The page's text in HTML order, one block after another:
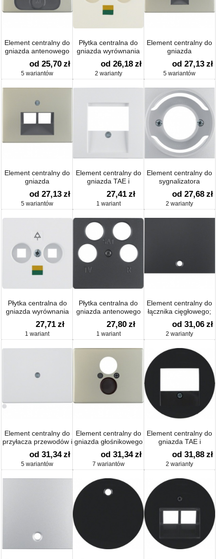
Element centralny do
gniazda antenowego
2- i 3-wyjściowego
od 25,70 zł
5 wariantów
Płytka centralna do
gniazda wyrównania
potencjału system
płytek centralnych
od 26,18 zł
2 warianty
Element centralny do
gniazda
przyłączeniowego UAE
1-krotnego
od 27,13 zł
5 wariantów
Element centralny do
gniazda
przyłączeniowego UAE
2-krotnego
od 27,13 zł
5 wariantów
Element centralny do
gniazda TAE i
głośnikowego połysk;
S.1/B.1/B.3/B.7 Glas
27,41 zł
1 wariant
Element centralny do
sygnalizatora
świetlnego E14
B.1/B.7 Glas
od 27,68 zł
2 warianty
Płytka centralna do
gniazda wyrównania
potencjału ;
śnieżnobiały;
S.1/B.1/B.3/B.7 Glas
27,71 zł
1 wariant
Płytka centralna do
gniazda antenowego
4-wyjściowego;
antracyt; B.1/B.3/B.7
Glas
27,80 zł
1 wariant
Element centralny do
łącznika cięgłowego;
K.1
od 31,06 zł
2 warianty
Element centralny do
przyłacza przewodów i
przyłacza VDo Arsys
od 31,34 zł
5 wariantów
Element centralny do
gniazda głośnikowego
od 31,34 zł
7 wariantów
Element centralny do
gniazda TAE i
głośnikowego
R.1/R.3/R.classic
połysk
od 31,88 zł
2 warianty